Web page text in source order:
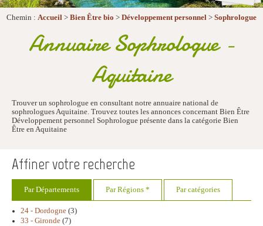
Chemin : Accueil > Bien Être bio > Développement personnel > Sophrologue
Annuaire Sophrologue -
Aquitaine
Trouver un sophrologue en consultant notre annuaire national de
sophrologues Aquitaine. Trouvez toutes les annonces concernant Bien Être
Développement personnel Sophrologue présente dans la catégorie Bien
Être en Aquitaine
Affiner votre recherche
Par Départements Par Régions * Par catégories
24 - Dordogne (3)
33 - Gironde (7)